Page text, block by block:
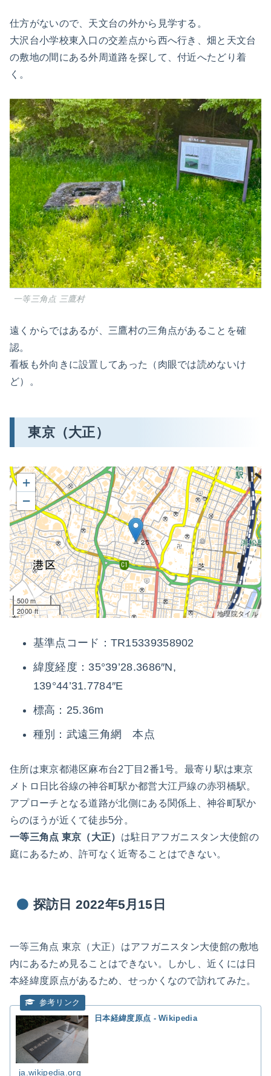
仕方がないので、天文台の外から見学する。
大沢台小学校東入口の交差点から西へ行き、畑と天文台
の敷地の間にある外周道路を探して、付近へたどり着
く。
一等三角点 三鷹村
遠くからではあるが、三鷹村の三角点があることを確
認。
看板も外向きに設置してあった（肉眼では読めないけ
ど）。
東京（大正）
+
−
500 m
2000 ft
地理院タイル
基準点コード：TR15339358902
緯度経度：35°39’28.3686″N,
139°44’31.7784″E
標高：25.36m
種別：武遠三角網 本点
住所は東京都港区麻布台2丁目2番1号。最寄り駅は東京
メトロ日比谷線の神谷町駅か都営大江戸線の赤羽橋駅。
アプローチとなる道路が北側にある関係上、神谷町駅か
らのほうが近くて徒歩5分。
一等三角点 東京（大正） は駐日アフガニスタン大使館の
庭にあるため、許可なく近寄ることはできない。
探訪日 2022年5月15日
一等三角点 東京（大正）はアフガニスタン大使館の敷地
内にあるため見ることはできない。しかし、近くには日
本経緯度原点があるため、せっかくなので訪れてみた。
日本経緯度原点 - Wikipedia
ja.wikipedia.org